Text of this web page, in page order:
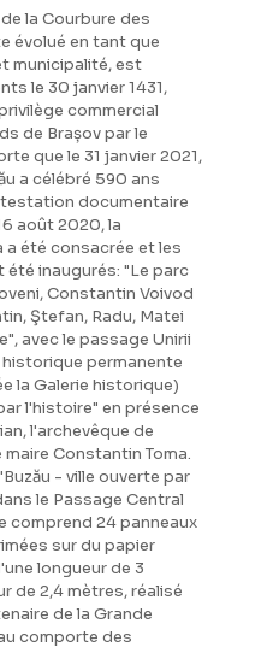
la Courbure des
évolué en tant que
municipalité, est
le 30 janvier 1431,
commercial
de Brașov par le
que le 31 janvier 2021,
a célébré 590 ans
documentaire
août 2020, la
a été consacrée et les
inaugurés: "Le parc
Constantin Voivod
Ştefan, Radu, Matei
avec le passage Unirii
permanente
la Galerie historique)
l'histoire" en présence
l'archevêque de
maire Constantin Toma.
- ville ouverte par
le Passage Central
comprend 24 panneaux
sur du papier
longueur de 3
de 2,4 mètres, réalisé
de la Grande
comporte des